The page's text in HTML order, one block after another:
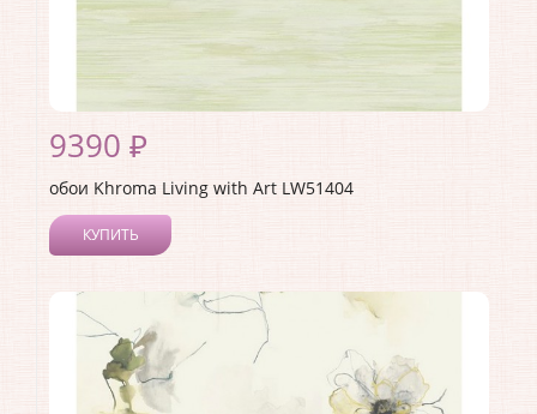
9390 ₽
обои Khroma Living with Art LW51404
КУПИТЬ
Коллекция:
Living with Art
Длина рулона:
Ширина рулона:0.68
Материал покрытия:
США